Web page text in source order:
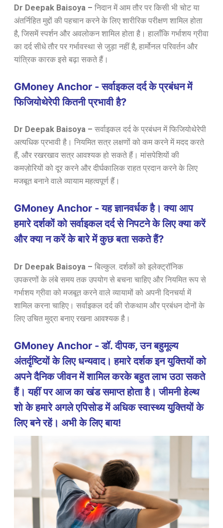
Dr Deepak Baisoya – निदान में आम तौर पर किसी भी चोट या
अंतर्निहित मुद्दों की पहचान करने के लिए शारीरिक परीक्षण शामिल होता
है, जिसमें स्पर्शन और अवलोकन शामिल होता है। हालाँकि गर्भाशय ग्रीवा
का दर्द सीधे तौर पर गर्भावस्था से जुड़ा नहीं है, हार्मोनल परिवर्तन और
यांत्रिक कारक इसे बढ़ा सकते हैं।
GMoney Anchor - सर्वाइकल दर्द के प्रबंधन में
फिजियोथेरेपी कितनी प्रभावी है?
Dr Deepak Baisoya – सर्वाइकल दर्द के प्रबंधन में फिजियोथेरेपी
अत्यधिक प्रभावी है। नियमित सत्र लक्षणों को कम करने में मदद करते
हैं, और रखरखाव सत्र आवश्यक हो सकते हैं। मांसपेशियों की
कमज़ोरियों को दूर करने और दीर्घकालिक राहत प्रदान करने के लिए
मजबूत बनाने वाले व्यायाम महत्वपूर्ण हैं।
GMoney Anchor - यह ज्ञानवर्धक है। क्या आप
हमारे दर्शकों को सर्वाइकल दर्द से निपटने के लिए क्या करें
और क्या न करें के बारे में कुछ बता सकते हैं?
Dr Deepak Baisoya – बिल्कुल. दर्शकों को इलेक्ट्रॉनिक
उपकरणों के लंबे समय तक उपयोग से बचना चाहिए और नियमित रूप से
गर्भाशय ग्रीवा को मजबूत करने वाले व्यायामों को अपनी दिनचर्या में
शामिल करना चाहिए। सर्वाइकल दर्द की रोकथाम और प्रबंधन दोनों के
लिए उचित मुद्रा बनाए रखना आवश्यक है।
GMoney Anchor - डॉ. दीपक, उन बहुमूल्य
अंतर्दृष्टियों के लिए धन्यवाद। हमारे दर्शक इन युक्तियों को
अपने दैनिक जीवन में शामिल करके बहुत लाभ उठा सकते
हैं। यहीं पर आज का खंड समाप्त होता है। जीमनी हेल्थ
शो के हमारे अगले एपिसोड में अधिक स्वास्थ्य युक्तियों के
लिए बने रहें। अभी के लिए बाय!